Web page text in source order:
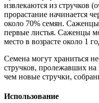
извлекаются из стручков
прорастание начинается
около 70% семян. Саженцы
первые листья. Саженцы
место в возрасте около 1
Семена могут храниться
стручков, пролежавших
чем новые стручки,
Использование